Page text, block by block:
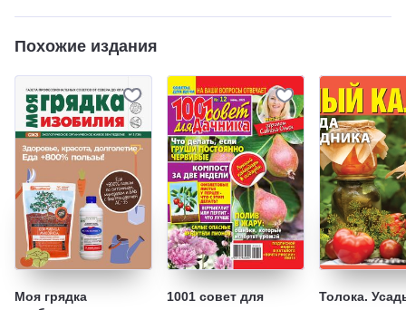
Похожие издания
Моя грядка
1001 совет для
Толока.